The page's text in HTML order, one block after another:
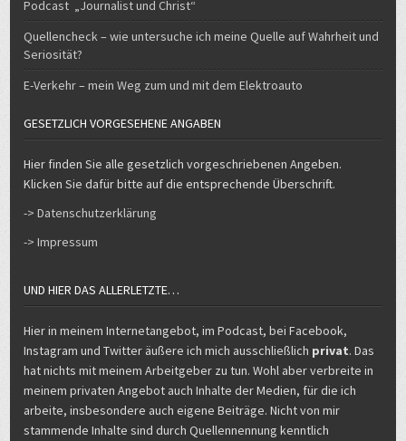
Podcast „Journalist und Christ“
Quellencheck – wie untersuche ich meine Quelle auf Wahrheit und
Seriosität?
E-Verkehr – mein Weg zum und mit dem Elektroauto
GESETZLICH VORGESEHENE ANGABEN
Hier finden Sie alle gesetzlich vorgeschriebenen Angeben.
Klicken Sie dafür bitte auf die entsprechende Überschrift.
-> Datenschutzerklärung
-> Impressum
UND HIER DAS ALLERLETZTE…
Hier in meinem Internetangebot, im Podcast, bei Facebook,
Instagram und Twitter äußere ich mich ausschließlich privat. Das
hat nichts mit meinem Arbeitgeber zu tun. Wohl aber verbreite in
meinem privaten Angebot auch Inhalte der Medien, für die ich
arbeite, insbesondere auch eigene Beiträge. Nicht von mir
stammende Inhalte sind durch Quellennennung kenntlich